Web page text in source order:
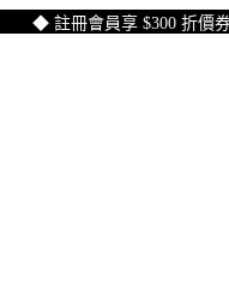
◆ 註冊會員享 $300 折價券